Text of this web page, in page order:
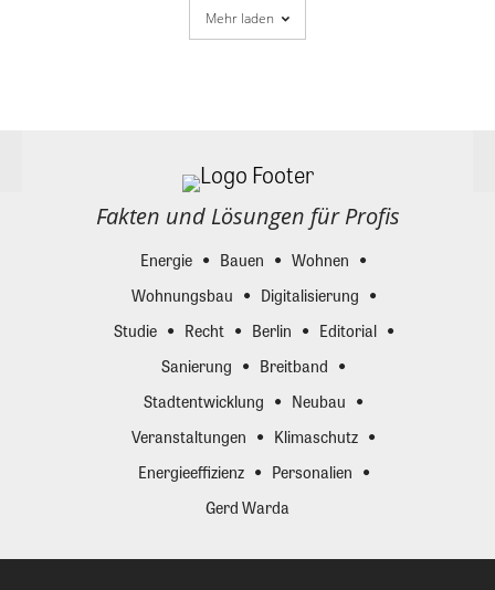
Mehr laden
Fakten und Lösungen für Profis
Energie Bauen
Wohnen
Wohnungsbau
Digitalisierung
Studie
Recht Berlin
Editorial
Sanierung
Breitband
Stadtentwicklung
Neubau
Veranstaltungen
Klimaschutz
Energieeffizienz
Personalien
Gerd Warda